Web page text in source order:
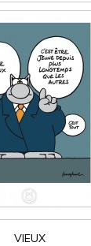
VIEUX